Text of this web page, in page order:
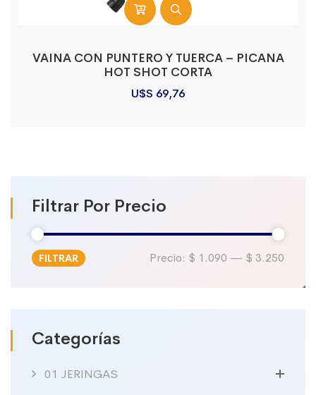
Filtrar Por Precio
Precio
Precio
FILTRAR Precio: $ 1.090 — $ 3.250
Categorías
01 JERINGAS
VAINA CON PUNTERO Y TUERCA – PICANA
HOT SHOT CORTA
U$S 69,76